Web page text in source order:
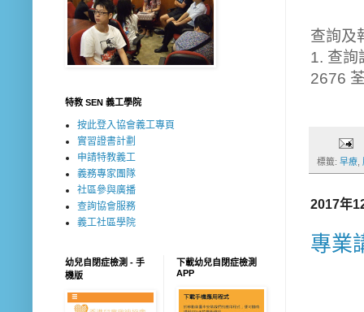
查詢及
1. 查詢
2676
標籤: 早療
2017年
專業
特教 SEN 義工學院
按此登入協會義工專頁
實習證書計劃
申請特教義工
義務專家團隊
社區參與廣播
查詢協會服務
義工社區學院
幼兒自閉症檢測 - 手
機版
下載幼兒自閉症檢測
APP